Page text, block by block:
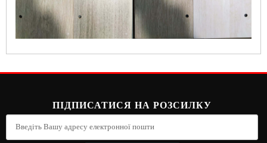
ПІДПИСАТИСЯ НА РОЗСИЛКУ